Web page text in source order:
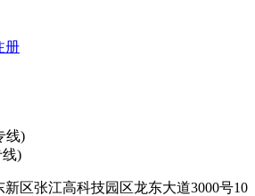
册
线)
)
区张江高科技园区龙东大道3000号10